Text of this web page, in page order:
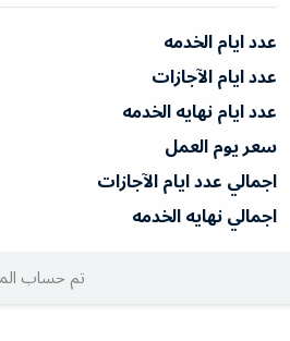
عدد ايام الخدمه
عدد ايام الآجازات
عدد ايام نهايه الخدمه
سعر يوم العمل
اجمالي عدد ايام الآجازات
اجمالي نهايه الخدمه
تم حساب